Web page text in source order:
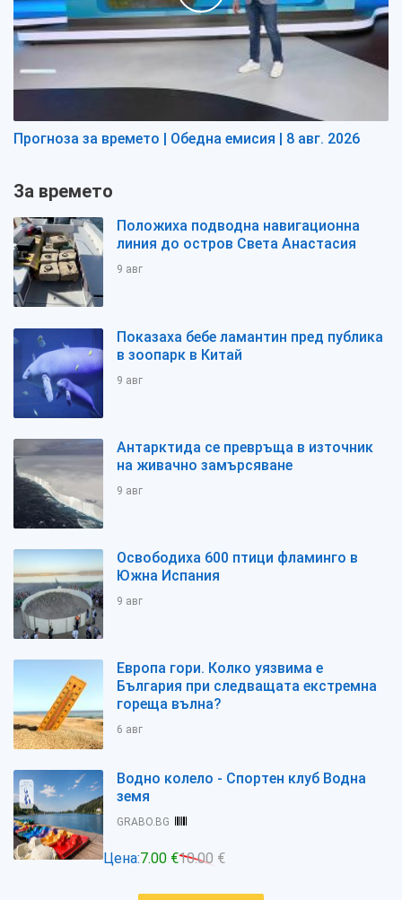
Прогноза за времето | Обедна емисия | 8 авг. 2026
За времето
Положиха подводна навигационна
линия до остров Света Анастасия
9 авг
Показаха бебе ламантин пред публика
в зоопарк в Китай
9 авг
Антарктида се превръща в източник
на живачно замърсяване
9 авг
Освободиха 600 птици фламинго в
Южна Испания
9 авг
Европа гори. Колко уязвима е
България при следващата екстремна
гореща вълна?
6 авг
Водно колело - Спортен клуб Водна
земя
GRABO.BG
Цена:7.00 €10.00 €